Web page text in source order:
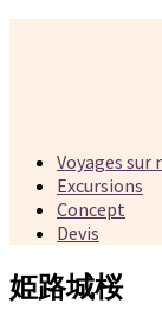
Voyages sur
Excursions
Concept
Devis
姫路城桜